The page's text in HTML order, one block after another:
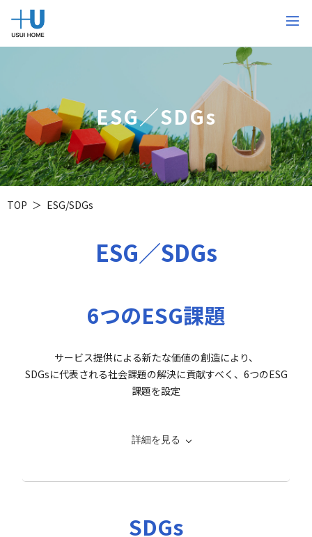
ESG／SDGs
TOP ESG/SDGs
ESG／SDGs
6つのESG課題
サービス提供による新たな価値の創造により、
SDGsに代表される社会課題の解決に貢献すべく、6つのESG
課題を設定
左右スクロールできます。詳細を見る
SDGs